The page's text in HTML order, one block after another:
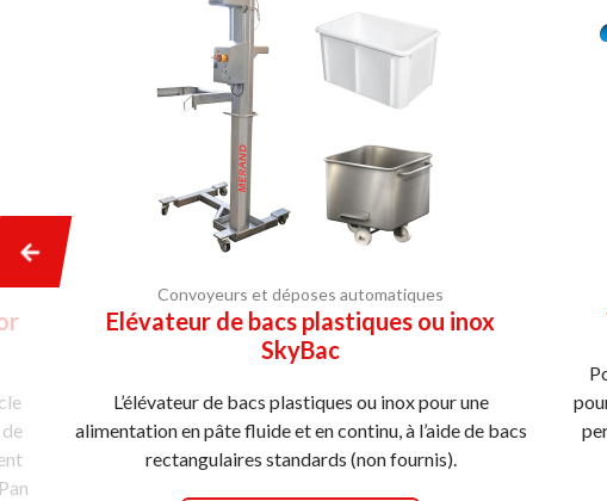
Convoyeurs et déposes automatiques
Elévateur de bacs plastiques ou inox
SkyBac
L’élévateur de bacs plastiques ou inox pour une
alimentation en pâte fluide et en continu, à l’aide de bacs
rectangulaires standards (non fournis).